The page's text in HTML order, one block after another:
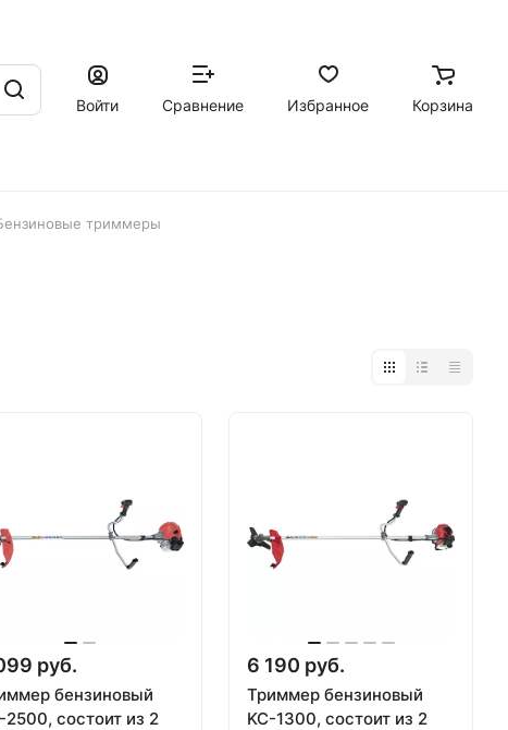
Войти
Сравнение Избранное Корзина
триммеры
руб.
бензиновый
2500, состоит из 2
6 190 руб.
Триммер бензиновый
KC-1300, состоит из 2